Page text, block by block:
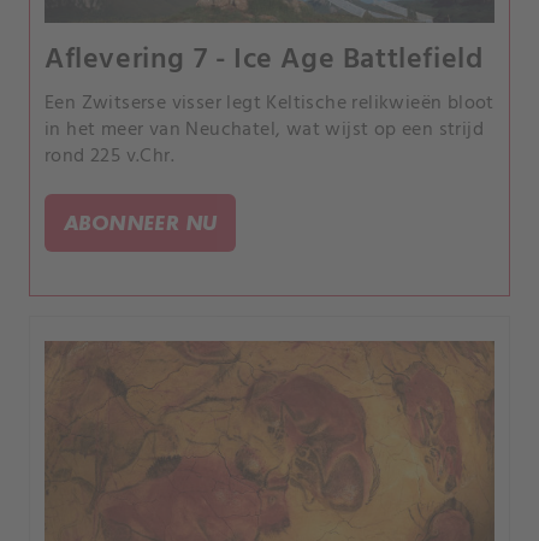
Aflevering 7 - Ice Age Battlefield
Een Zwitserse visser legt Keltische relikwieën bloot
in het meer van Neuchatel, wat wijst op een strijd
rond 225 v.Chr.
ABONNEER NU